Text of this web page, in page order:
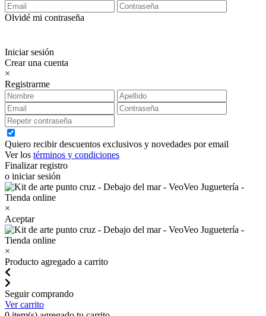
Olvidé mi contraseña
Iniciar sesión
Crear una cuenta
×
Registrarme
Quiero recibir descuentos exclusivos y novedades por email
Ver los términos y condiciones
Finalizar registro
o iniciar sesión
×
Aceptar
×
Producto agregado a carrito
Seguir comprando
Ver carrito